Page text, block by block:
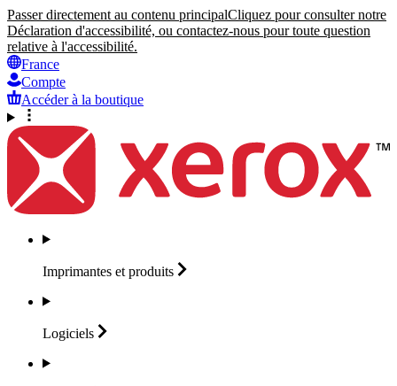
Passer directement au contenu principalCliquez pour consulter notre
Déclaration d'accessibilité, ou contactez-nous pour toute question
relative à l'accessibilité.
France
Compte
Accéder à la boutique
Imprimantes et produits
Logiciels